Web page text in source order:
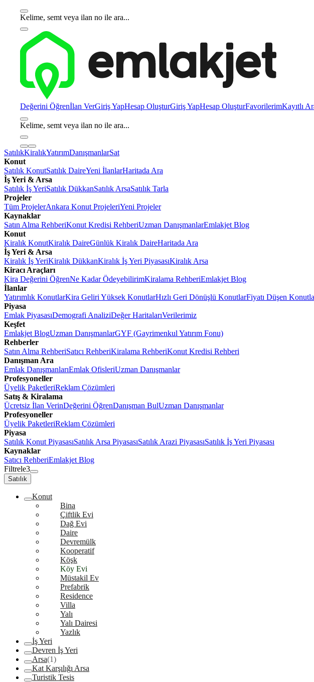
Kelime, semt veya ilan no ile ara...
Değerini Öğrenİlan VerGiriş YapHesap OluşturGiriş YapHesap OluşturFavorilerimKayıtlı
Kelime, semt veya ilan no ile ara...
SatılıkKiralıkYatırımDanışmanlarSat
Konut
Satılık KonutSatılık DaireYeni İlanlarHaritada Ara
İş Yeri & Arsa
Satılık İş YeriSatılık DükkanSatılık ArsaSatılık Tarla
Projeler
Tüm ProjelerAnkara Konut ProjeleriYeni Projeler
Kaynaklar
Satın Alma RehberiKonut Kredisi RehberiUzman DanışmanlarEmlakjet Blog
Konut
Kiralık KonutKiralık DaireGünlük Kiralık DaireHaritada Ara
İş Yeri & Arsa
Kiralık İş YeriKiralık DükkanKiralık İş Yeri PiyasasıKiralık Arsa
Kiracı Araçları
Kira Değerini ÖğrenNe Kadar ÖdeyebilirimKiralama RehberiEmlakjet Blog
İlanlar
Yatırımlık KonutlarKira Geliri Yüksek KonutlarHızlı Geri Dönüşlü KonutlarFiyatı Düşen
Piyasa
Emlak PiyasasıDemografi AnaliziDeğer HaritalarıVerilerimiz
Keşfet
Emlakjet BlogUzman DanışmanlarGYF (Gayrimenkul Yatırım Fonu)
Rehberler
Satın Alma RehberiSatıcı RehberiKiralama RehberiKonut Kredisi Rehberi
Danışman Ara
Emlak DanışmanlarıEmlak OfisleriUzman Danışmanlar
Profesyoneller
Üyelik PaketleriReklam Çözümleri
Satış & Kiralama
Ücretsiz İlan VerinDeğerini ÖğrenDanışman BulUzman Danışmanlar
Profesyoneller
Üyelik PaketleriReklam Çözümleri
Piyasa
Satılık Konut PiyasasıSatılık Arsa PiyasasıSatılık Arazi PiyasasıSatılık İş Yeri Piyasası
Kaynaklar
Satıcı RehberiEmlakjet Blog
Filtrele3
Satılık
Konut
Bina
Çiftlik Evi
Dağ Evi
Daire
Devremülk
Kooperatif
Köşk
Köy Evi
Müstakil Ev
Prefabrik
Residence
Villa
Yalı
Yalı Dairesi
Yazlık
İş Yeri
Devren İş Yeri
Arsa(1)
Kat Karşılığı Arsa
Turistik Tesis